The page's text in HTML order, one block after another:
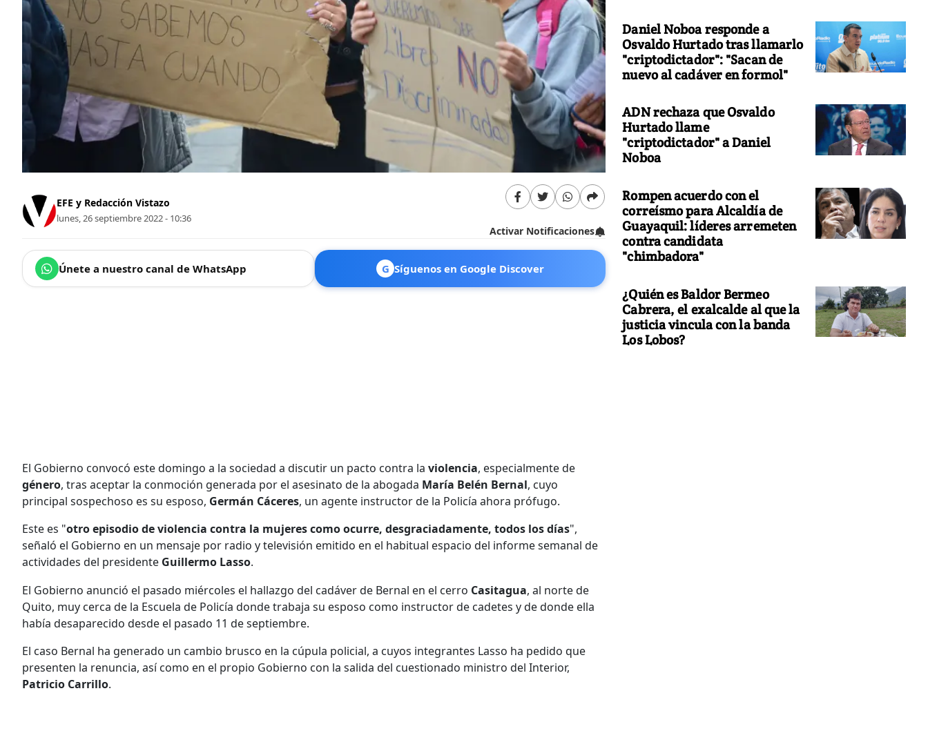
EFE y Redacción Vistazo
lunes, 26 septiembre 2022 - 10:36
Activar Notificaciones
Únete a nuestro canal de WhatsApp G Síguenos en Google Discover
El Gobierno convocó este domingo a la sociedad a discutir un pacto contra la violencia, especialmente de
género, tras aceptar la conmoción generada por el asesinato de la abogada María Belén Bernal, cuyo
principal sospechoso es su esposo, Germán Cáceres, un agente instructor de la Policía ahora prófugo.
Este es "otro episodio de violencia contra la mujeres como ocurre, desgraciadamente, todos los días",
señaló el Gobierno en un mensaje por radio y televisión emitido en el habitual espacio del informe semanal de
actividades del presidente Guillermo Lasso.
El Gobierno anunció el pasado miércoles el hallazgo del cadáver de Bernal en el cerro Casitagua, al norte de
Quito, muy cerca de la Escuela de Policía donde trabaja su esposo como instructor de cadetes y de donde ella
había desaparecido desde el pasado 11 de septiembre.
El caso Bernal ha generado un cambio brusco en la cúpula policial, a cuyos integrantes Lasso ha pedido que
presenten la renuncia, así como en el propio Gobierno con la salida del cuestionado ministro del Interior,
Patricio Carrillo.
Daniel Noboa responde a
Osvaldo Hurtado tras llamarlo
"criptodictador": "Sacan de
nuevo al cadáver en formol"
ADN rechaza que Osvaldo
Hurtado llame
"criptodictador" a Daniel
Noboa
Rompen acuerdo con el
correísmo para Alcaldía de
Guayaquil: líderes arremeten
contra candidata
"chimbadora"
¿Quién es Baldor Bermeo
Cabrera, el exalcalde al que la
justicia vincula con la banda
Los Lobos?